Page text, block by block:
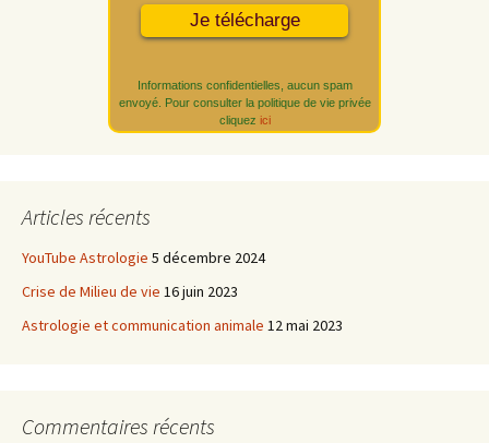
Informations confidentielles, aucun spam
envoyé. Pour consulter la politique de vie privée
cliquez ici
Articles récents
YouTube Astrologie 5 décembre 2024
Crise de Milieu de vie 16 juin 2023
Astrologie et communication animale 12 mai 2023
Commentaires récents